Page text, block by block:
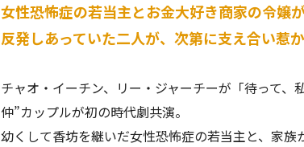
女性恐怖症の若当主とお金大好き商家の令嬢
反発しあっていた二人が、次第に支え合い惹
チャオ・イーチン、リー・ジャーチーが「待って
仲”カップルが初の時代劇共演。
幼くして香坊を継いだ女性恐怖症の若当主と、家